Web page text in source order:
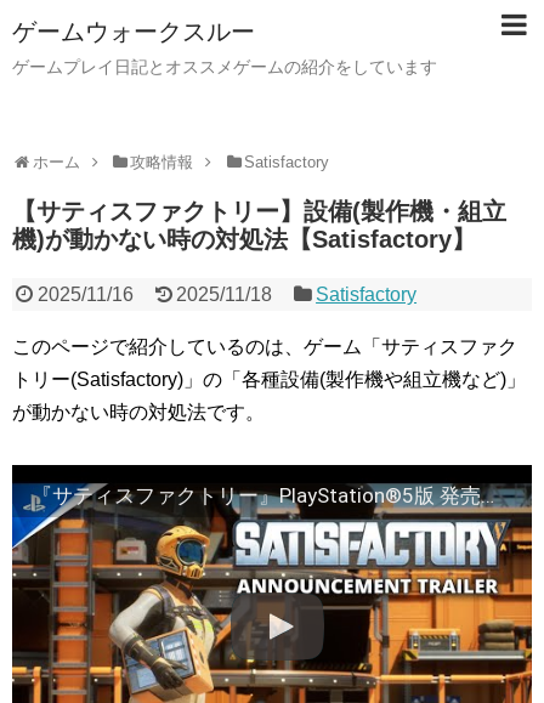
ゲームウォークスルー
ゲームプレイ日記とオススメゲームの紹介をしています
ホーム 攻略情報 Satisfactory
【サティスファクトリー】設備(製作機・組立
機)が動かない時の対処法【Satisfactory】
2025/11/16 2025/11/18 Satisfactory
このページで紹介しているのは、ゲーム「サティスファク
トリー(Satisfactory)」の「各種設備(製作機や組立機など)」
が動かない時の対処法です。
『サティスファクトリー』PlayStation®5版 発売日トレーラー